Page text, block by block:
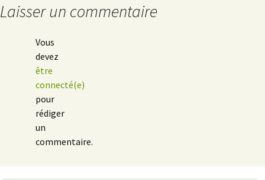
Laisser un commentaire
Vous
devez
être
connecté(e)
pour
rédiger
un
commentaire.